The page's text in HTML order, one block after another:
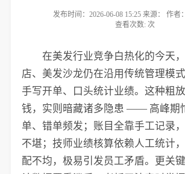
发布时间：2026-06-08 15:25 来源： 作者
查看次数: 次
在美发行业竞争白热化的今天，
店、美发沙龙仍在沿用传统管理模式
手写开单、口头统计业绩。这种粗
钱，实则暗藏诸多隐患 —— 高峰期
单、错单频发；账目全靠手工记录
不堪；技师业绩核算依赖人工统计
配不均，极易引发员工矛盾。更关